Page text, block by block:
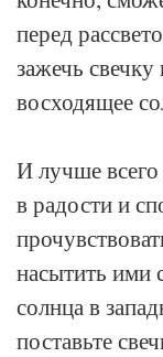
перед
зажечь
восходящее
И лучше всего
в радости и
насытить ими
солнца в
поставьте